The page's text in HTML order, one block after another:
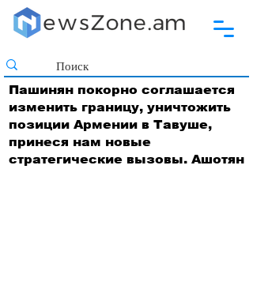
Пашинян покорно соглашается
изменить границу, уничтожить
позиции Армении в Тавуше,
принеся нам новые
стратегические вызовы. Ашотян